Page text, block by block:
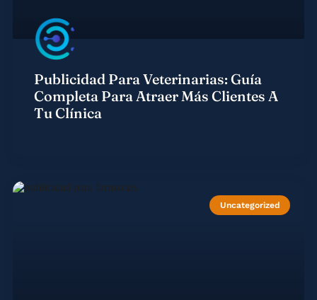
Publicidad Para Veterinarias: Guía
Completa Para Atraer Más Clientes A
Tu Clínica
Uncategorized